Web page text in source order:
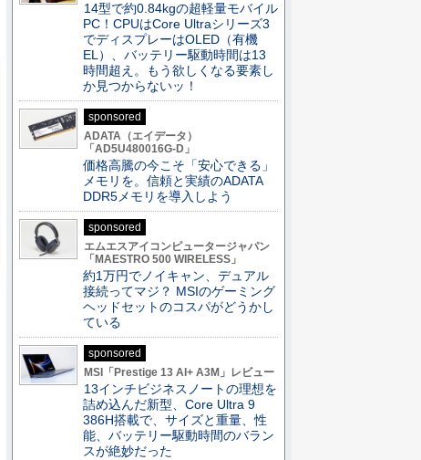
14型で約0.84kgの超軽量モバイル
PC！CPUはCore Ultraシリーズ3
でディスプレーはOLED（有機
EL）、バッテリー駆動時間は13
時間超え。もう欲しくなる要素し
か見つからないッ！
sponsored
ADATA（エイデータ）
「AD5U480016G-D」
価格高騰の今こそ「安心できる」
メモリを。信頼と実績のADATA
DDR5メモリを導入しよう
sponsored
エムエスアイコンピュータージャパン
「MAESTRO 500 WIRELESS」
約1万円でノイキャン、デュアル
接続ってマジ？ MSIのゲーミング
ヘッドセットのコスパがどうかし
ている
sponsored
MSI「Prestige 13 AI+ A3M」レビュー
13インチビジネスノートの理想を
詰め込んだ新型、Core Ultra 9
386H搭載で、サイズと重量、性
能、バッテリー駆動時間のバラン
スが絶妙だった